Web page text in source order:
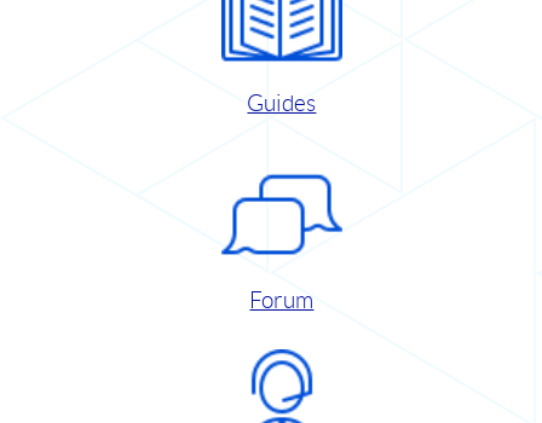
Guides
Forum